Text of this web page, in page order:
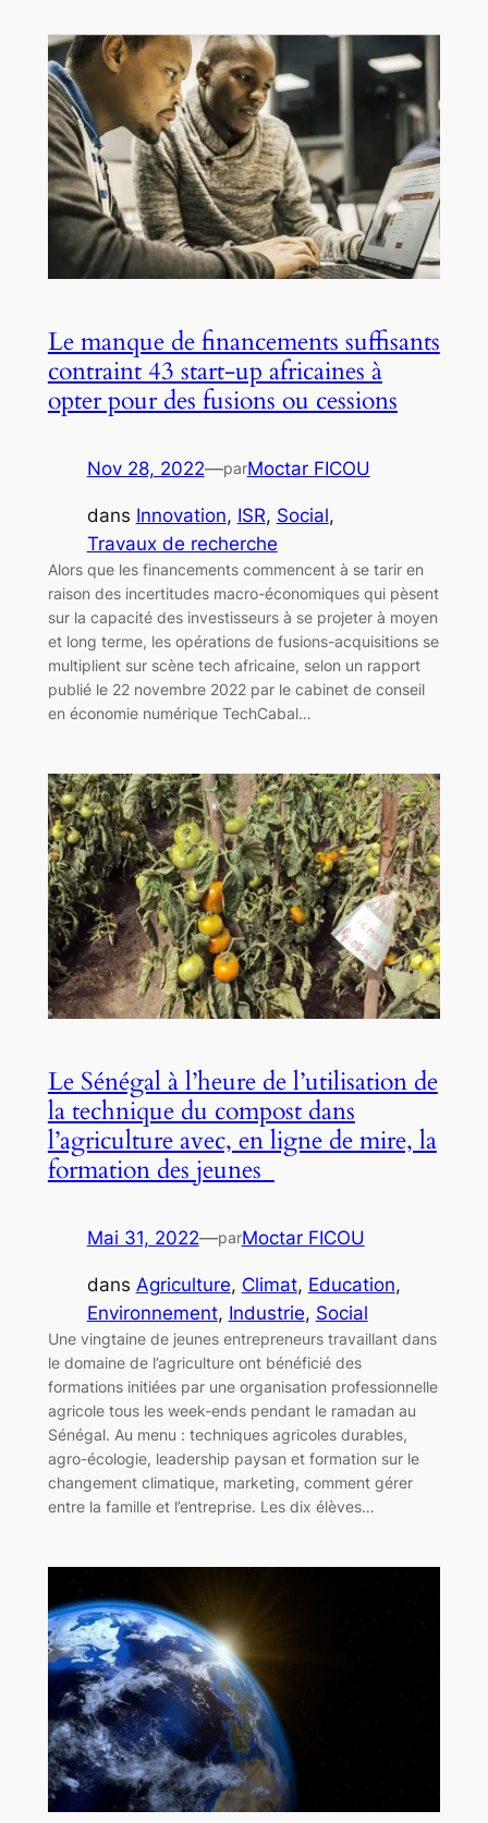
Le manque de financements suffisants
contraint 43 start-up africaines à
opter pour des fusions ou cessions
Nov 28, 2022—parMoctar FICOU
dans Innovation, ISR, Social
Travaux de recherche
Alors que les financements commencent à se tarir en
raison des incertitudes macro-économiques qui pèsent
sur la capacité des investisseurs à se projeter à moyen
et long terme, les opérations de fusions-acquisitions se
multiplient sur scène tech africaine, selon un rapport
publié le 22 novembre 2022 par le cabinet de conseil
en économie numérique TechCabal…
Le Sénégal à l’heure de l’utilisation de
la technique du compost dans
l’agriculture avec, en ligne de mire, la
formation des jeunes
Mai 31, 2022—parMoctar FICOU
dans Agriculture, Climat, Education
Environnement, Industrie, Social
Une vingtaine de jeunes entrepreneurs travaillant dans
le domaine de l’agriculture ont bénéficié des
formations initiées par une organisation professionnelle
agricole tous les week-ends pendant le ramadan au
Sénégal. Au menu : techniques agricoles durables,
agro-écologie, leadership paysan et formation sur le
changement climatique, marketing, comment gérer
entre la famille et l’entreprise. Les dix élèves…